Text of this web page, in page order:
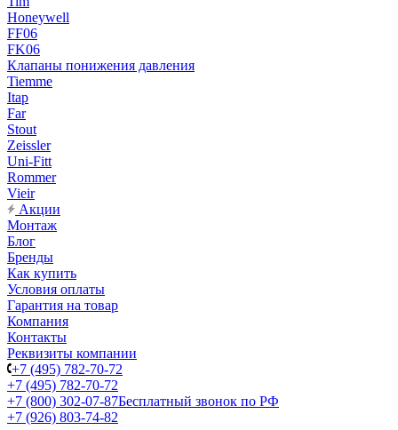
Honeywell
FF06
FK06
Клапаны понижения давления
Tiemme
Itap
Far
Stout
Zeissler
Uni-Fitt
Rommer
Vieir
Акции
Монтаж
Блог
Бренды
Как купить
Условия оплаты
Гарантия на товар
Компания
Контакты
Реквизиты компании
+7 (495) 782-70-72
+7 (495) 782-70-72
+7 (800) 302-07-87Бесплатный звонок по РФ
+7 (926) 803-74-82